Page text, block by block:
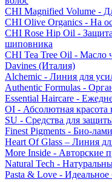
CHI Magnified Volume -
CHI Olive Organics - На
CHI Rose Hip Oil -
шиповника
CHI Tea Tree Oil - Масло
Davines (Италия)
Alchemic - Линия для
Authentic Formulas -
Essential Haircare -
OI - Абсолютная красота
SU - Средства для
Finest Pigments - Био-
Heart Of Glass – Линия
More Inside - Авторские
Natural Tech -
Pasta & Love - Идеальное